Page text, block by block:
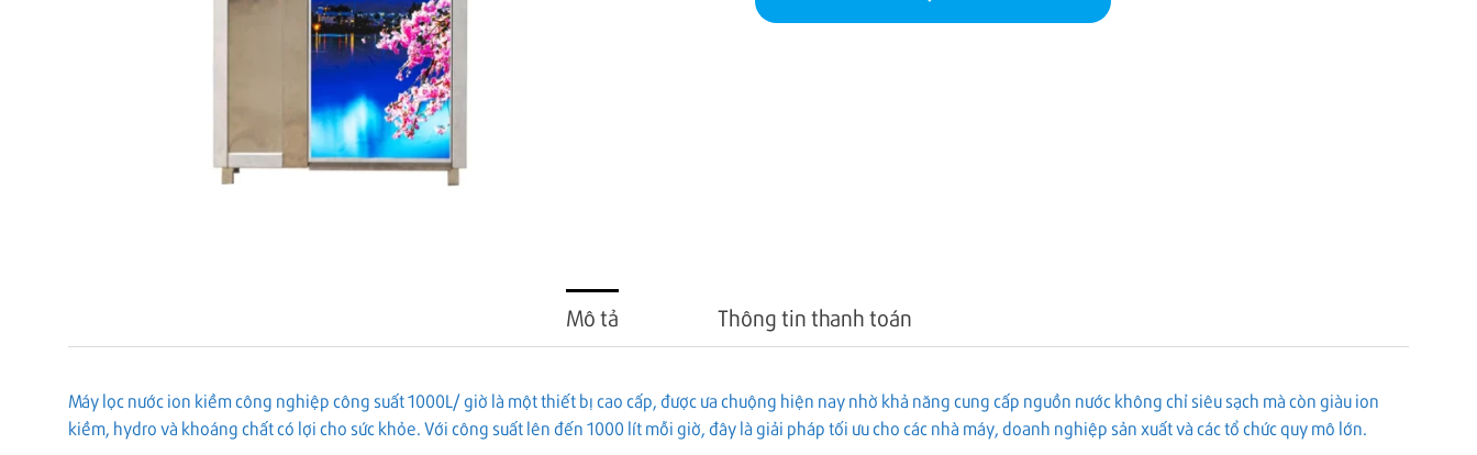
Mô tả Thông tin thanh toán
Máy lọc nước ion kiềm công nghiệp công suất 1000L/ giờ là một thiết bị cao cấp, được ưa chuộng hiện nay nhờ khả năng cung cấp nguồn nước không chỉ siêu sạch mà còn giàu ion
kiềm, hydro và khoáng chất có lợi cho sức khỏe. Với công suất lên đến 1000 lít mỗi giờ, đây là giải pháp tối ưu cho các nhà máy, doanh nghiệp sản xuất và các tổ chức quy mô lớn.